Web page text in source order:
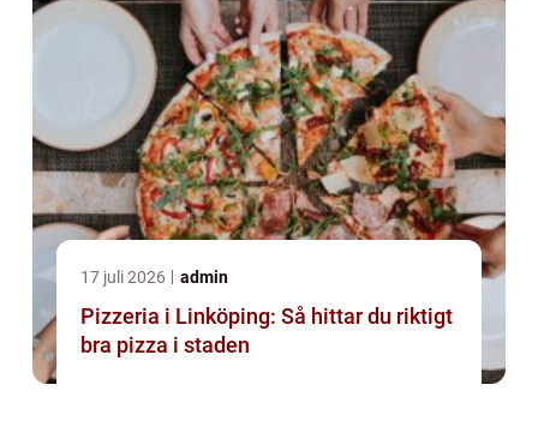
17 juli 2026 admin
Pizzeria i Linköping: Så hittar du riktigt
bra pizza i staden